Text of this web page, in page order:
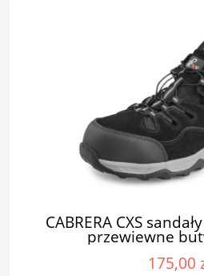
CABRERA CXS
przewiewne
175,00